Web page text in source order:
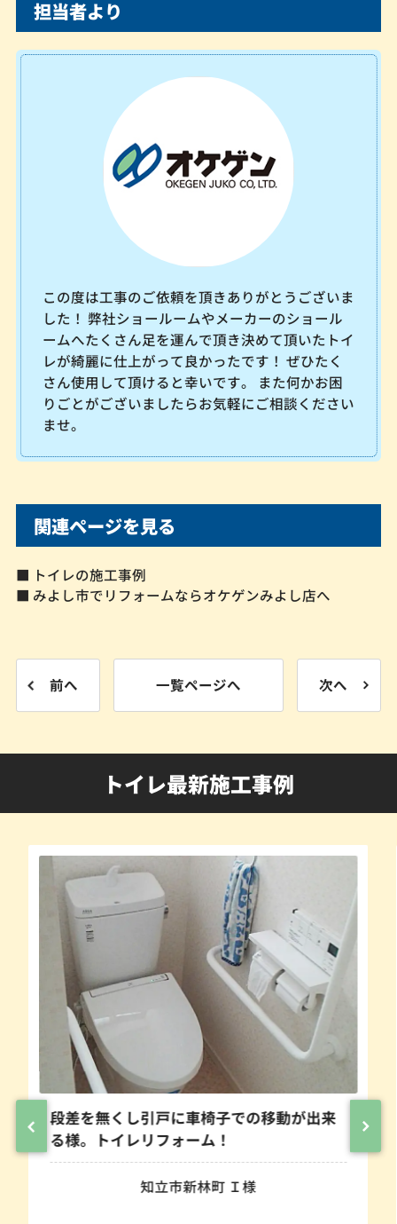
担当者より
この度は工事のご依頼を頂きありがとうございま
した！ 弊社ショールームやメーカーのショール
ームへたくさん足を運んで頂き決めて頂いたトイ
レが綺麗に仕上がって良かったです！ ぜひたく
さん使用して頂けると幸いです。 また何かお困
りごとがございましたらお気軽にご相談ください
ませ。
関連ページを見る
■ トイレの施工事例
■ みよし市でリフォームならオケゲンみよし店へ
前へ 一覧ページへ 次へ
トイレ最新施工事例
段差を無くし引戸に車椅子での移動が出来
る様。トイレリフォーム！
知立市新林町 Ｉ様